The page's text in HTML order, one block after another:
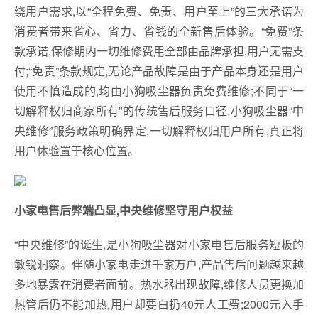
绕用户需求,以“全程免费、免责、用户至上”的三大承诺为
消费者带来省心、省力、省钱的全新售后体验。“免费”条
款承诺,保修期内一切维修费用全部由品牌承担,用户无需支
付;“免责”条款规定,无论产品故障是由于产品本身还是用户
使用不慎造成的,均由小狗吸尘器负责免费维修;不同于“一
切解释权归商家所有”的传统售后服务口径,小狗吸尘器“中
央维修”服务政策明确界定,一切解释权归用户所有,真正将
用户体验置于核心位置。
小家电售后弊端凸显,中央维修坚守用户权益
“中央维修”的诞生,是小狗吸尘器对小家电售后服务短板的
敏锐洞察。伴随小家电走进千家万户,产品售后问题越来越
多地暴露在消费者面前。热水器出现故障,维修人员更换加
热管后仍不能加热,用户却要白扔40元人工费;2000元入手